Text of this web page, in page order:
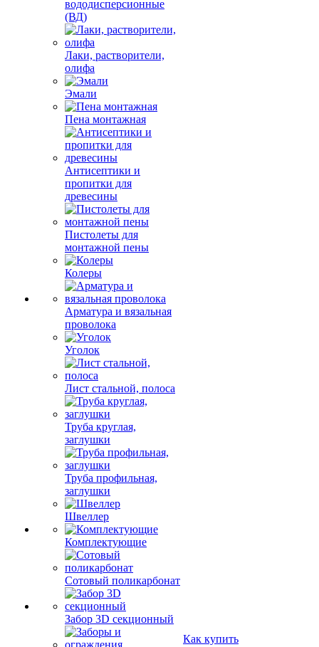
вододисперсионные
(ВД)
Лаки, растворители,
олифа
Эмали
Пена монтажная
Антисептики и
пропитки для
древесины
Пистолеты для
монтажной пены
Колеры
Арматура и вязальная
проволока
Уголок
Лист стальной, полоса
Труба круглая,
заглушки
Труба профильная,
заглушки
Швеллер
Комплектующие
Сотовый поликарбонат
Забор 3D секционный
Как купить